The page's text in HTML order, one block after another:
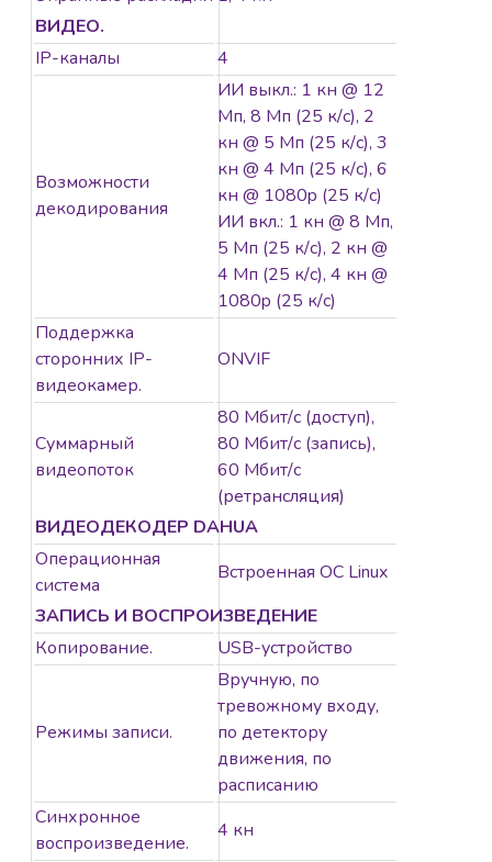
или 1кн охрана
периметра или 4кн
SMD, до 10 БД лиц и
детектор лиц,
распознавание лиц,
ВИДЕО.
IP-каналы
4
Возможности
декодирования
ИИ выкл.: 1 кн @ 12
Мп, 8 Мп (25 к/с), 2
кн @ 5 Мп (25 к/с), 3
кн @ 4 Мп (25 к/с), 6
кн @ 1080p (25 к/с)
ИИ вкл.: 1 кн @ 8 Мп,
5 Мп (25 к/с), 2 кн @
4 Мп (25 к/с), 4 кн @
1080p (25 к/с)
Поддержка
сторонних IP-
видеокамер.
ONVIF
Суммарный
видеопоток
80 Мбит/с (доступ),
80 Мбит/с (запись),
60 Мбит/с
(ретрансляция)
ВИДЕОДЕКОДЕР DAHUA
Операционная
система
Встроенная ОС Linux
ЗАПИСЬ И ВОСПРОИЗВЕДЕНИЕ
Копирование.
USB-устройство
Режимы записи.
Вручную, по
тревожному входу,
по детектору
движения, по
расписанию
Синхронное
воспроизведение.
4 кн